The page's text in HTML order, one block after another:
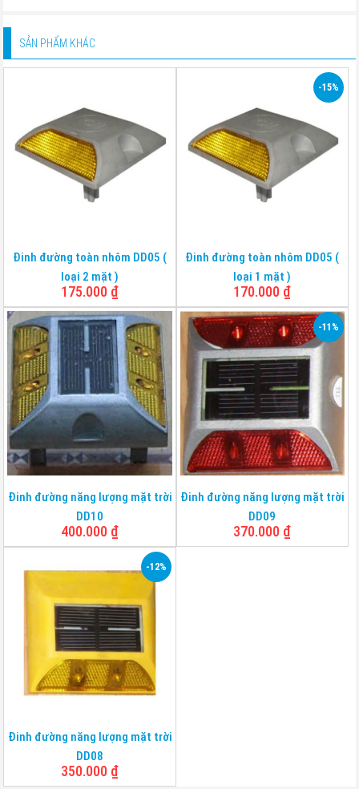
SẢN PHẨM KHÁC
Đinh đường toàn nhôm DD05 (
loại 2 mặt )
175.000 ₫
-15%
Đinh đường toàn nhôm DD05 (
loại 1 mặt )
170.000 ₫
Đinh đường năng lượng mặt trời
DD10
400.000 ₫
-11%
Đinh đường năng lượng mặt trời
DD09
370.000 ₫
-12%
Đinh đường năng lượng mặt trời
DD08
350.000 ₫